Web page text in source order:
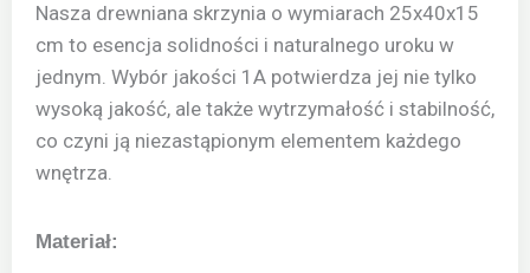
Nasza drewniana skrzynia o wymiarach 25x40x15
cm to esencja solidności i naturalnego uroku w
jednym. Wybór jakości 1A potwierdza jej nie tylko
wysoką jakość, ale także wytrzymałość i stabilność,
co czyni ją niezastąpionym elementem każdego
wnętrza.
Materiał: